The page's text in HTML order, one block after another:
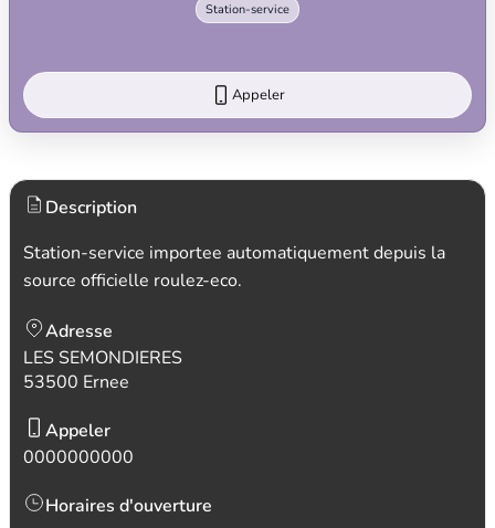
Station-service
Appeler
Description
Station-service importee automatiquement depuis la
source officielle roulez-eco.
Adresse
LES SEMONDIERES
53500 Ernee
Appeler
0000000000
Horaires d'ouverture